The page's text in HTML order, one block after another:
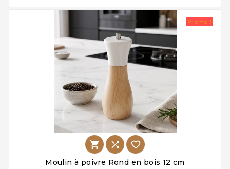
Promo !
  
Moulin à poivre Rond en bois 12 cm